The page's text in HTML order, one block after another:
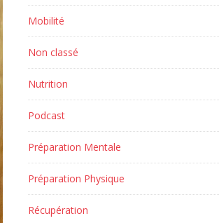
Mobilité
Non classé
Nutrition
Podcast
Préparation Mentale
Préparation Physique
Récupération